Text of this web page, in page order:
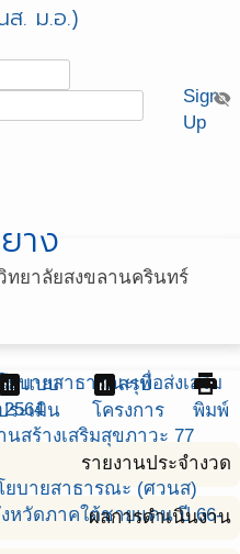
ส. ม.อ.)
visibility_off
Sign
Up
บายสาธารณะเพื่อส่งเสริม
สร้างเสริมสุขภาวะ 77
บายสาธารณะ (ศวนส)
หวัดภาคใต้ชายแดน ปี 66-
าง
ยาลัยสงขลานครินทร์
แบบ
ระเมิน
assessmentสรุป
โครงการ
print
พิมพ์
รายงานประจำงวด
ผลการดำเนินงาน